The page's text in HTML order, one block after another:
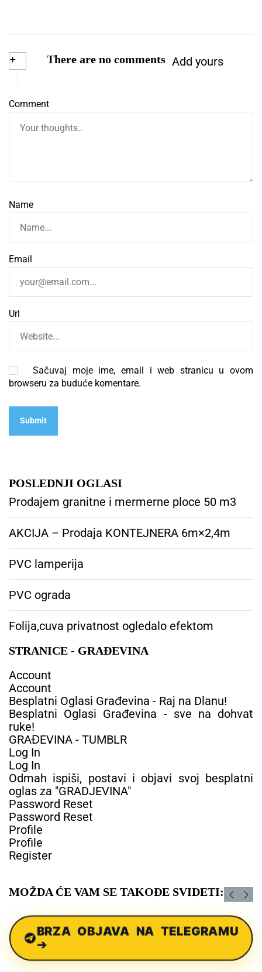
BRZA OBJAVA NA TELEGRAMU
➔
+ There are no comments Add yours
Comment
Name
Email
Url
Sačuvaj moje ime, email i web stranicu u ovom
browseru za buduće komentare.
POSLEDNJI OGLASI
Prodajem granitne i mermerne ploce 50 m3
AKCIJA – Prodaja KONTEJNERA 6m×2,4m
PVC lamperija
PVC ograda
Folija,cuva privatnost ogledalo efektom
STRANICE - GRAĐEVINA
Account
Account
Besplatni Oglasi Građevina - Raj na Dlanu!
Besplatni Oglasi Građevina - sve na dohvat
ruke!
GRAĐEVINA - TUMBLR
Log In
Log In
Odmah ispiši, postavi i objavi svoj besplatni
oglas za "GRADJEVINA"
Password Reset
Password Reset
Profile
Profile
Register
MOŽDA ĆE VAM SE TAKOĐE SVIDETI: